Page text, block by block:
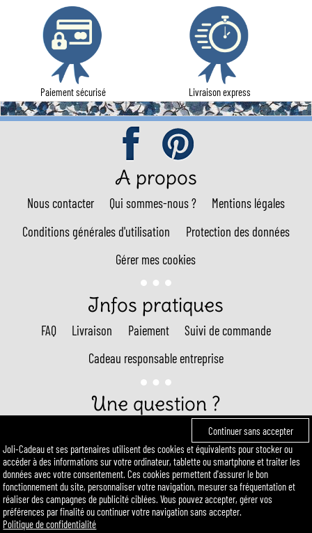
Paiement sécurisé Livraison express
A propos
Nous contacter Qui sommes-nous ?
Mentions légales
Conditions générales d'utilisation
Protection des données
Gérer mes cookies
Infos pratiques
FAQ Livraison Paiement
Suivi de commande
Cadeau responsable entreprise
Une question ?
Appel non surtaxé : 01 89 96 02 13
(du lundi au vendredi : 9H30 - 18H)
E-mail : contact@joli-cadeau.com
Continuer sans accepter
Joli-Cadeau et ses partenaires utilisent des cookies et équivalents pour stocker ou
accéder à des informations sur votre ordinateur, tablette ou smartphone et traiter les
données avec votre consentement. Ces cookies permettent d'assurer le bon
fonctionnement du site, personnaliser votre navigation, mesurer sa fréquentation et
réaliser des campagnes de publicité ciblées. Vous pouvez accepter, gérer vos
préférences par finalité ou continuer votre navigation sans accepter.
Politique de confidentialité